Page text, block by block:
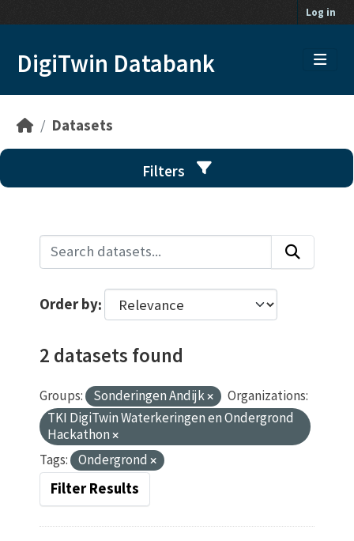
Log in
DigiTwin Databank
Datasets
Filters
Order by
2 datasets found
Groups: Sonderingen Andijk
Organizations:
TKI DigiTwin Waterkeringen en Ondergrond
Hackathon
Tags:
Ondergrond
Filter Results